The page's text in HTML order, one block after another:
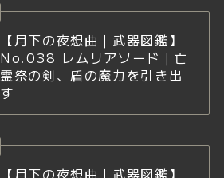
【月下の夜想曲｜武器図鑑】
No.038 レムリアソード｜亡
霊祭の剣、盾の魔力を引き出
す
【月下の夜想曲｜武器図鑑】